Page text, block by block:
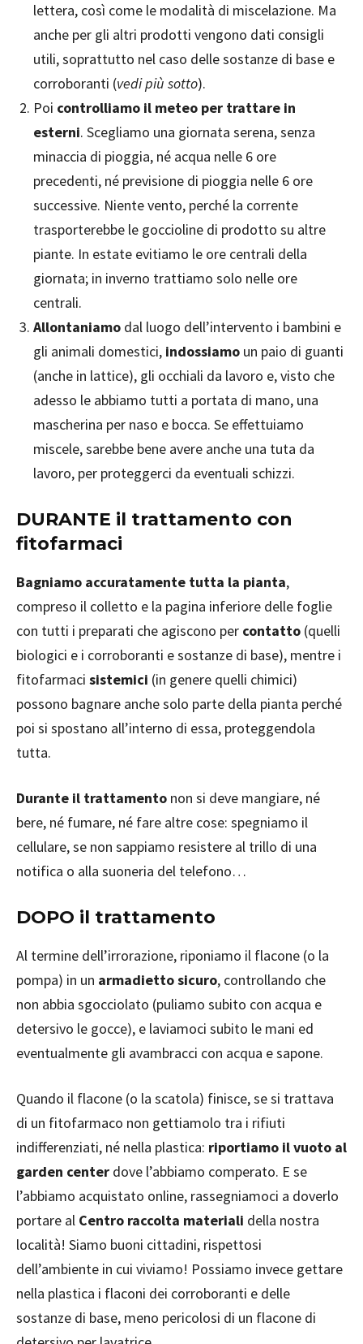
lettera, così come le modalità di miscelazione. Ma
anche per gli altri prodotti vengono dati consigli
utili, soprattutto nel caso delle sostanze di base e
corroboranti (vedi più sotto).
Poi controlliamo il meteo per trattare in
esterni. Scegliamo una giornata serena, senza
minaccia di pioggia, né acqua nelle 6 ore
precedenti, né previsione di pioggia nelle 6 ore
successive. Niente vento, perché la corrente
trasporterebbe le goccioline di prodotto su altre
piante. In estate evitiamo le ore centrali della
giornata; in inverno trattiamo solo nelle ore
centrali.
Allontaniamo dal luogo dell’intervento i bambini e
gli animali domestici, indossiamo un paio di guanti
(anche in lattice), gli occhiali da lavoro e, visto che
adesso le abbiamo tutti a portata di mano, una
mascherina per naso e bocca. Se effettuiamo
miscele, sarebbe bene avere anche una tuta da
lavoro, per proteggerci da eventuali schizzi.
DURANTE il trattamento con
fitofarmaci
Bagniamo accuratamente tutta la pianta,
compreso il colletto e la pagina inferiore delle foglie
con tutti i preparati che agiscono per contatto (quelli
biologici e i corroboranti e sostanze di base), mentre i
fitofarmaci sistemici (in genere quelli chimici)
possono bagnare anche solo parte della pianta perché
poi si spostano all’interno di essa, proteggendola
tutta.
Durante il trattamento non si deve mangiare, né
bere, né fumare, né fare altre cose: spegniamo il
cellulare, se non sappiamo resistere al trillo di una
notifica o alla suoneria del telefono…
DOPO il trattamento
Al termine dell’irrorazione, riponiamo il flacone (o la
pompa) in un armadietto sicuro, controllando che
non abbia sgocciolato (puliamo subito con acqua e
detersivo le gocce), e laviamoci subito le mani ed
eventualmente gli avambracci con acqua e sapone.
Quando il flacone (o la scatola) finisce, se si trattava
di un fitofarmaco non gettiamolo tra i rifiuti
indifferenziati, né nella plastica: riportiamo il vuoto al
garden center dove l’abbiamo comperato. E se
l’abbiamo acquistato online, rassegniamoci a doverlo
portare al Centro raccolta materiali della nostra
località! Siamo buoni cittadini, rispettosi
dell’ambiente in cui viviamo! Possiamo invece gettare
nella plastica i flaconi dei corroboranti e delle
sostanze di base, meno pericolosi di un flacone di